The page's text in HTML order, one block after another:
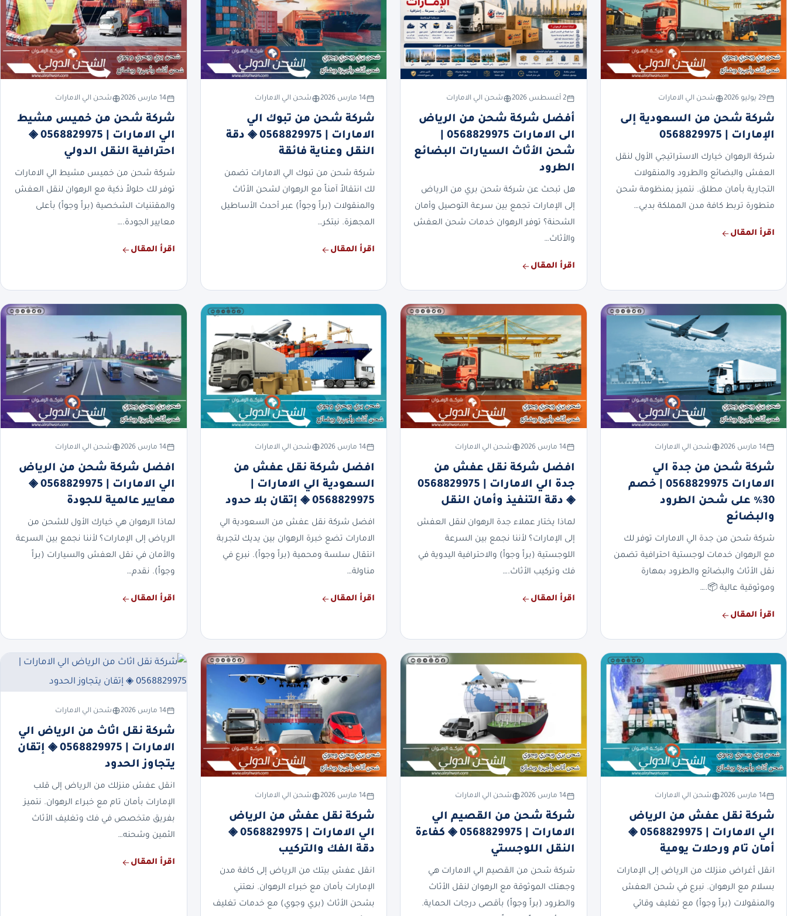
29 يوليو 2026 شحن الي الامارات
شركة شحن من السعودية إلى
الإمارات | 0568829975
شركة الرهوان خيارك الاستراتيجي الأول لنقل
العفش والبضائع والطرود والمنقولات
التجارية بأمان مطلق. نتميز بمنظومة شحن
متطورة تربط كافة مدن المملكة بدبي…
اقرأ المقال
2 أغسطس 2026 شحن الي الامارات
أفضل شركة شحن من الرياض
شحن الأثاث السيارات البضائع
الطرود
هل تبحث عن شركة شحن بري من الرياض
إلى الإمارات تجمع بين سرعة التوصيل وأمان
الشحنة؟ توفر الرهوان خدمات شحن العفش
والأثاث…
اقرأ المقال
14 مارس 2026 شحن الي الامارات
شركة شحن من تبوك الي
الامارات | 0568829975 ◈ دقة
النقل وعناية فائقة
شركة شحن من تبوك الي الامارات تضمن
لك انتقالاً آمناً مع الرهوان لشحن الأثاث
والمنقولات (براً وجواً) عبر أحدث الأساطيل
المجهزة. نبتكر…
اقرأ المقال
14 مارس 2026 شحن الي الامارات
شركة شحن من خميس مشيط
الي الامارات | 0568829975 ◈
احترافية النقل الدولي
شركة شحن من خميس مشيط الي الامارات
توفر لك حلولاً ذكية مع الرهوان لنقل العفش
والمقتنيات الشخصية (براً وجواً) بأعلى
معايير الجودة.…
اقرأ المقال
14 مارس 2026 شحن الي الامارات
شركة شحن من جدة الي
الامارات 0568829975 | خصم
30% على شحن الطرود
والبضائع
شركة شحن من جدة الي الامارات توفر لك
مع الرهوان خدمات لوجستية احترافية تضمن
نقل الأثاث والبضائع والطرود بمهارة
وموثوقية عالية 📦.…
اقرأ المقال
14 مارس 2026 شحن الي الامارات
افضل شركة نقل عفش من
جدة الي الامارات | 0568829975
◈ دقة التنفيذ وأمان النقل
لماذا يختار عملاء جدة الرهوان لنقل العفش
إلى الإمارات؟ لأننا نجمع بين السرعة
اللوجستية (براً وجواً) والاحترافية اليدوية في
فك وتركيب الأثاث.…
اقرأ المقال
14 مارس 2026 شحن الي الامارات
افضل شركة نقل عفش من
السعودية الي الامارات |
0568829975 ◈ إتقان بلا حدود
افضل شركة نقل عفش من السعودية الي
الامارات تضع خبرة الرهوان بين يديك لتجربة
انتقال سلسة ومحمية (براً وجواً). نبرع في
مناولة…
اقرأ المقال
14 مارس 2026 شحن الي الامارات
افضل شركة شحن من الرياض
الي الامارات | 0568829975 ◈
معايير عالمية للجودة
لماذا الرهوان هي خيارك الأول للشحن من
الرياض إلى الإمارات؟ لأننا نجمع بين السرعة
والأمان في نقل العفش والسيارات (براً
وجواً). نقدم…
اقرأ المقال
14 مارس 2026 شحن الي الامارات
شركة نقل عفش من الرياض
الي الامارات | 0568829975 ◈
أمان تام ورحلات يومية
انقل أغراض منزلك من الرياض إلى الإمارات
بسلام مع الرهوان. نبرع في شحن العفش
والمنقولات (براً وجواً) مع تغليف وقائي
14 مارس 2026 شحن الي الامارات
شركة شحن من القصيم الي
الامارات | 0568829975 ◈ كفاءة
النقل اللوجستي
شركة شحن من القصيم الي الامارات هي
وجهتك الموثوقة مع الرهوان لنقل الأثاث
والطرود (براً وجواً) بأقصى درجات الحماية.
14 مارس 2026 شحن الي الامارات
شركة نقل عفش من الرياض
الي الامارات | 0568829975 ◈
دقة الفك والتركيب
انقل عفش بيتك من الرياض إلى كافة مدن
الإمارات بأمان مع خبراء الرهوان. نعتني
بشحن الأثاث (بري وجوي) مع خدمات تغليف
14 مارس 2026 شحن الي الامارات
شركة نقل اثاث من الرياض الي
الامارات | 0568829975 ◈ إتقان
يتجاوز الحدود
انقل عفش منزلك من الرياض إلى قلب
الإمارات بأمان تام مع خبراء الرهوان. نتميز
بفريق متخصص في فك وتغليف الأثاث
الثمين وشحنه…
اقرأ المقال